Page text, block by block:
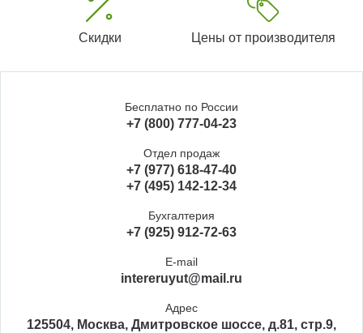
Скидки Цены от производителя
Бесплатно по России
+7 (800) 777-04-23
Отдел продаж
+7 (977) 618-47-40
+7 (495) 142-12-34
Бухгалтерия
+7 (925) 912-72-63
E-mail
intereruyut@mail.ru
Адрес
125504, Москва, Дмитровское шоссе, д.81, стр.9,